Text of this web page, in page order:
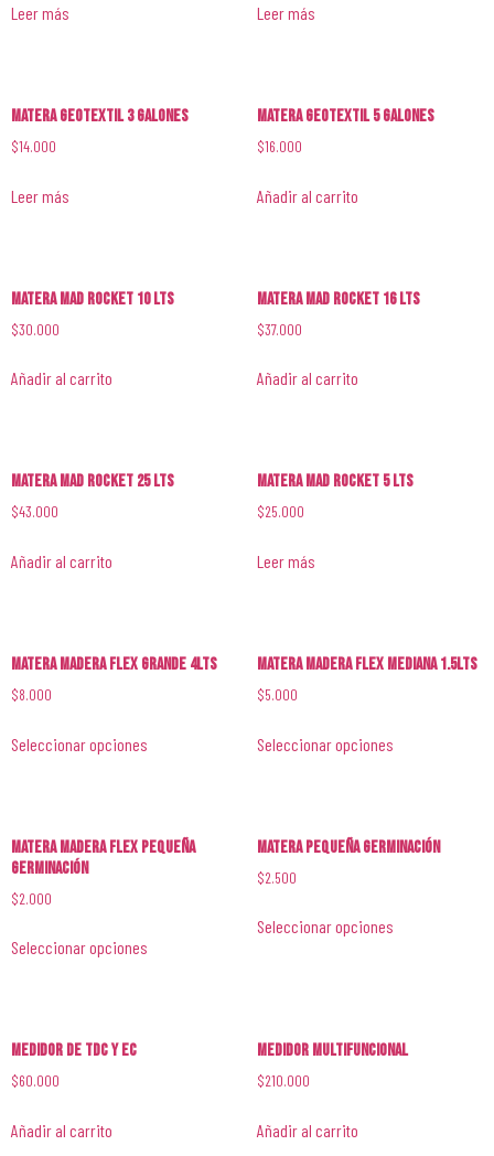
Leer más Leer más
Matera GeoTextil 3 galones
$14.000
Leer más
Matera GeoTextil 5 galones
$16.000
Añadir al carrito
Matera Mad Rocket 10 lts
$30.000
Añadir al carrito
Matera Mad Rocket 16 lts
$37.000
Añadir al carrito
Matera Mad Rocket 25 lts
$43.000
Añadir al carrito
Matera Mad Rocket 5 lts
$25.000
Leer más
Matera Madera Flex Grande 4lts
$8.000
Seleccionar opciones
Matera Madera Flex Mediana 1.5lts
$5.000
Seleccionar opciones
Matera Madera Flex Pequeña
Germinación
$2.000
Seleccionar opciones
Matera Pequeña Germinación
$2.500
Seleccionar opciones
Medidor de TDC y EC
$60.000
Añadir al carrito
Medidor Multifuncional
$210.000
Añadir al carrito